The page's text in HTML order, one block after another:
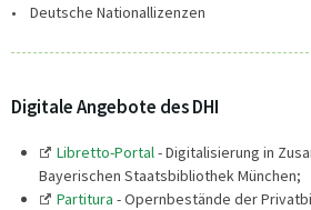
• Deutsche Nationallizenzen
Digitale Angebote des DHI
Libretto-Portal- Digitalisierung in
Bayerischen Staatsbibliothek München;
Partitura - Opernbestände der